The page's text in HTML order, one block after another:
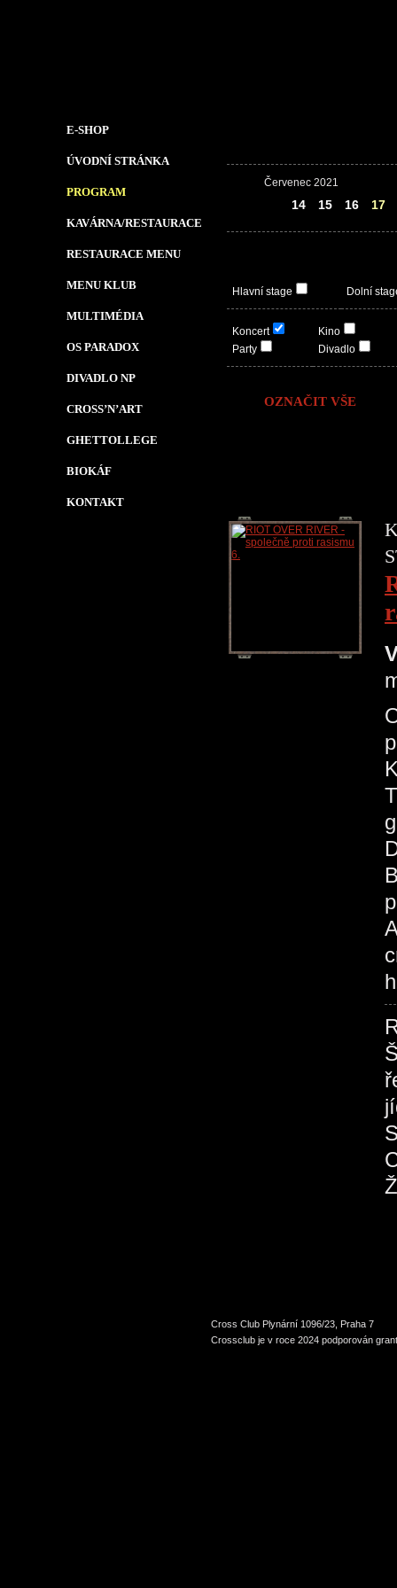
E-SHOP
ÚVODNÍ STRÁNKA
PROGRAM
KAVÁRNA/RESTAURACE
RESTAURACE MENU
MENU KLUB
MULTIMÉDIA
OS PARADOX
DIVADLO NP
CROSS’N’ART
GHETTOLLEGE
BIOKÁF
KONTAKT
Červenec 2021
14 15 16 17
Hlavní stage Dolní
Koncert
Party
Kino
Divadlo
OZNAČIT VŠE
Cross Club Plynární 1096/23, Praha 7
Crossclub je v roce 2024 podporován